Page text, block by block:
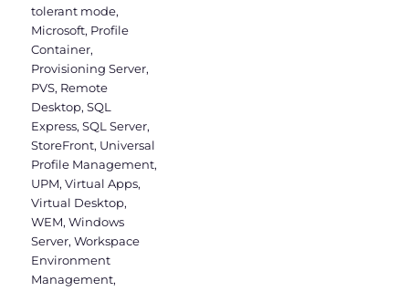
tolerant mode,
Microsoft, Profile
Container,
Provisioning Server,
PVS, Remote
Desktop,SQL
Express,SQL Server,
StoreFront, Universal
Profile Management,
UPM,Virtual Apps,
Virtual Desktop,
WEM,Windows
Server,Workspace
Environment
Management,